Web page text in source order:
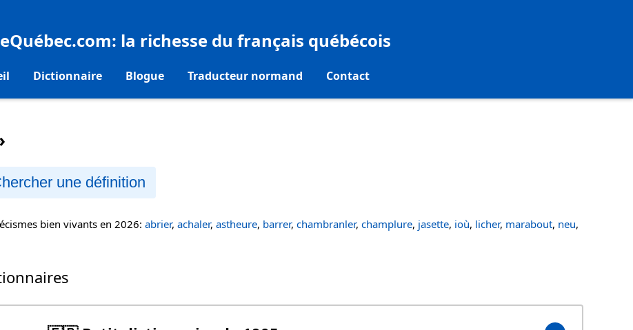
: la richesse du français québécois
Dictionnaire Blogue Traducteur normand Contact
une définition
bien vivants en 2026: abrier, achaler, astheure, barrer, chambranler, champlure, jasette, ioù, licher, marabout, neu,